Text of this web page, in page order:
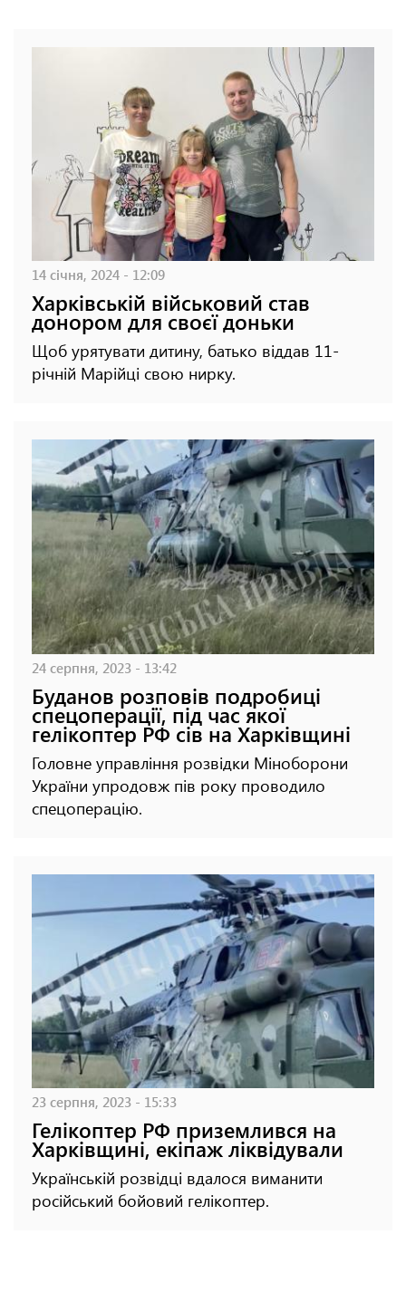
14 січня, 2024 - 12:09
Харківській військовий став
донором для своєї доньки
Щоб урятувати дитину, батько віддав 11-
річній Марійці свою нирку.
24 серпня, 2023 - 13:42
Буданов розповів подробиці
спецоперації, під час якої
гелікоптер РФ сів на Харківщині
Головне управління розвідки Міноборони
України упродовж пів року проводило
спецоперацію.
23 серпня, 2023 - 15:33
Гелікоптер РФ приземлився на
Харківщині, екіпаж ліквідували
Українській розвідці вдалося виманити
російський бойовий гелікоптер.